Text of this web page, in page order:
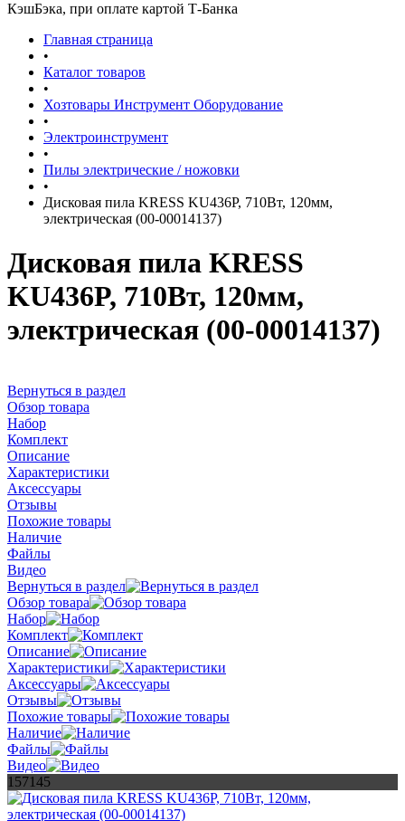
КэшБэка, при оплате картой Т-Банка
Главная страница
•
Каталог товаров
•
Хозтовары Инструмент Оборудование
•
Электроинструмент
•
Пилы электрические / ножовки
•
Дисковая пила KRESS KU436P, 710Вт, 120мм,
электрическая (00-00014137)
Дисковая пила KRESS
KU436P, 710Вт, 120мм,
электрическая (00-00014137)
Вернуться в раздел
Обзор товара
Набор
Комплект
Описание
Характеристики
Аксессуары
Отзывы
Похожие товары
Наличие
Файлы
Видео
Вернуться в раздел
Обзор товара
Набор
Комплект
Описание
Характеристики
Аксессуары
Отзывы
Похожие товары
Наличие
Файлы
Видео
157145